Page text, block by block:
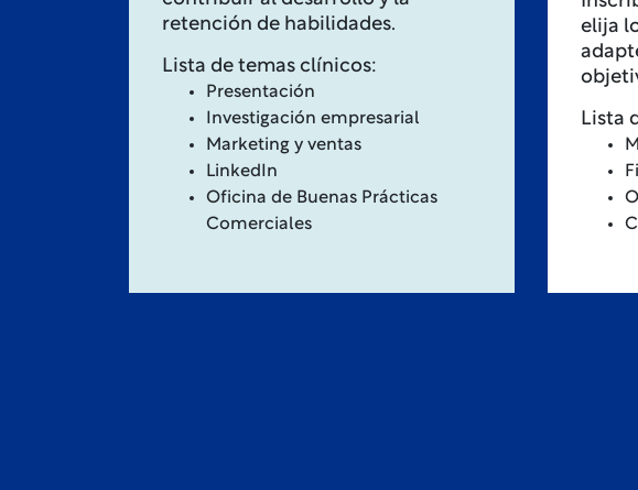
retención de habilidades.
Lista de temas clínicos:
Presentación
Investigación empresarial
Marketing y ventas
LinkedIn
Oficina de Buenas Prácticas
Comerciales
elija
Lista